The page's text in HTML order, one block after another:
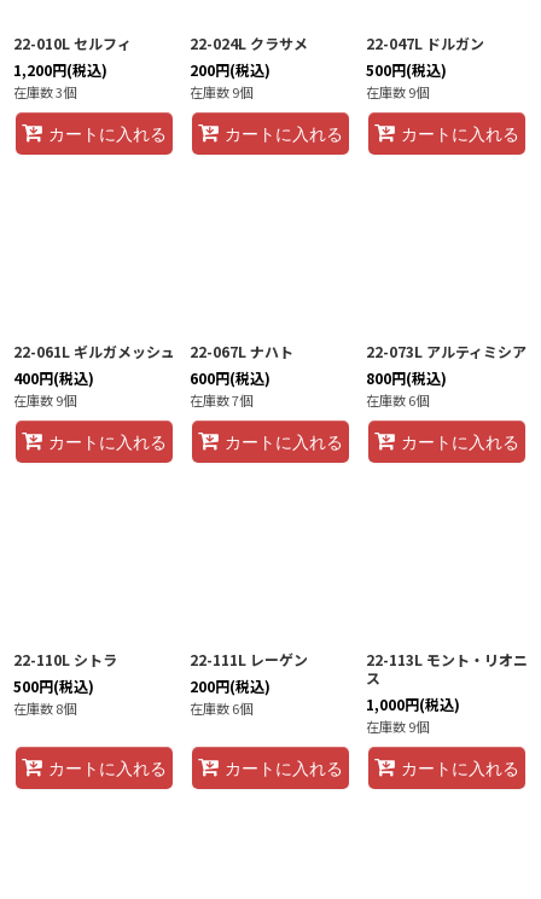
22-010L セルフィ
1,200円(税込)
在庫数 3個
カートに入れる
22-024L クラサメ
200円(税込)
在庫数 9個
カートに入れる
22-047L ドルガン
500円(税込)
在庫数 9個
カートに入れる
22-061L ギルガメッシュ
400円(税込)
在庫数 9個
カートに入れる
22-067L ナハト
600円(税込)
在庫数 7個
カートに入れる
22-073L アルティミシア
800円(税込)
在庫数 6個
カートに入れる
22-110L シトラ
500円(税込)
在庫数 8個
カートに入れる
22-111L レーゲン
200円(税込)
在庫数 6個
カートに入れる
22-113L モント・リオニ
ス
1,000円(税込)
在庫数 9個
カートに入れる